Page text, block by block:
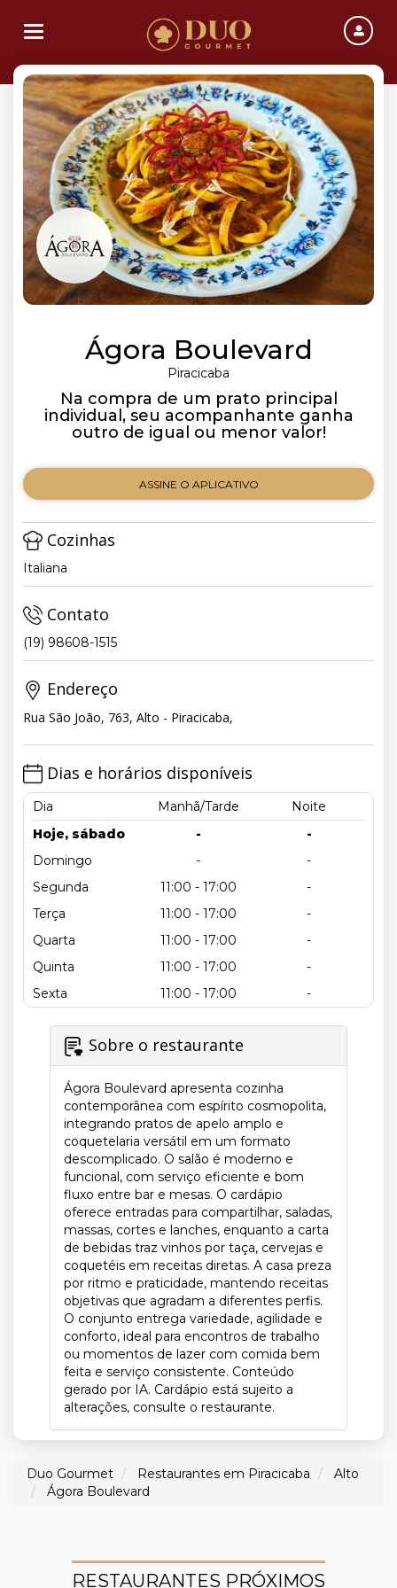
Toggle navigation
Ágora Boulevard
Piracicaba
Na compra de um prato principal
individual, seu acompanhante ganha
outro de igual ou menor valor!
ASSINE O APLICATIVO
Cozinhas
Italiana
Contato
(19) 98608-1515
Endereço
Rua São João, 763, Alto - Piracicaba,
Dias e horários disponíveis
Dia Manhã/Tarde
Noite
Hoje, sábado
-
-
Domingo
-
-
Segunda
11:00 - 17:00
-
Terça
11:00 - 17:00
-
Quarta
11:00 - 17:00
-
Quinta
11:00 - 17:00
-
Sexta
11:00 - 17:00 -
Sobre o restaurante
Ágora Boulevard apresenta cozinha
contemporânea com espírito cosmopolita,
integrando pratos de apelo amplo e
coquetelaria versátil em um formato
descomplicado. O salão é moderno e
funcional, com serviço eficiente e bom
fluxo entre bar e mesas. O cardápio
oferece entradas para compartilhar, saladas,
massas, cortes e lanches, enquanto a carta
de bebidas traz vinhos por taça, cervejas e
coquetéis em receitas diretas. A casa preza
por ritmo e praticidade, mantendo receitas
objetivas que agradam a diferentes perfis.
O conjunto entrega variedade, agilidade e
conforto, ideal para encontros de trabalho
ou momentos de lazer com comida bem
feita e serviço consistente. Conteúdo
gerado por IA. Cardápio está sujeito a
alterações, consulte o restaurante.
Duo Gourmet Restaurantes em Piracicaba
Alto
Ágora Boulevard
RESTAURANTES PRÓXIMOS